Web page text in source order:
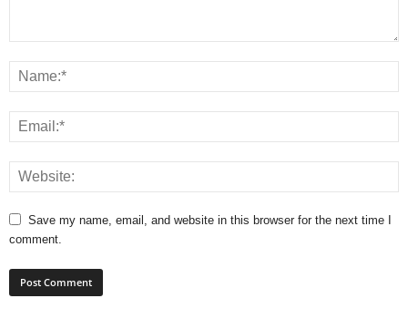
Save my name, email, and website in this browser for the next time I
comment.